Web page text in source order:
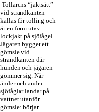
Tollarens “jaktsätt”
vid strandkanten
kallas för tolling och
är en form utav
lockjakt på sjöfågel.
Jägaren bygger ett
gömsle vid
strandkanten där
hunden och jägaren
gömmer sig. När
änder och andra
sjöfåglar landar på
vattnet utanför
gömslet börjar